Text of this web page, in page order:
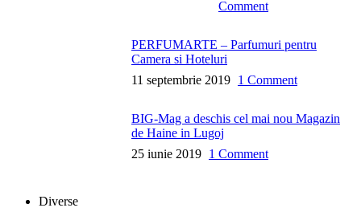
Comment
PERFUMARTE – Parfumuri pentru
Camera si Hoteluri
11 septembrie 2019 1 Comment
BIG-Mag a deschis cel mai nou Magazin
de Haine in Lugoj
25 iunie 2019 1 Comment
Diverse